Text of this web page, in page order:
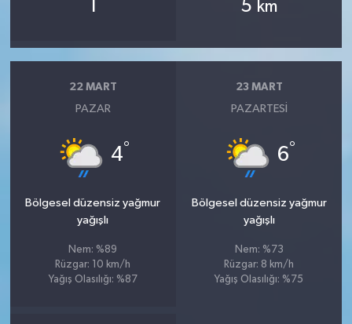
5 km
22 MART
PAZAR
4°
Bölgesel düzensiz yağmur
yağışlı
Nem: %89
Rüzgar: 10 km/h
Yağış Olasılığı: %87
23 MART
PAZARTESI
6°
Bölgesel düzensiz yağmur
yağışlı
Nem: %73
Rüzgar: 8 km/h
Yağış Olasılığı: %75